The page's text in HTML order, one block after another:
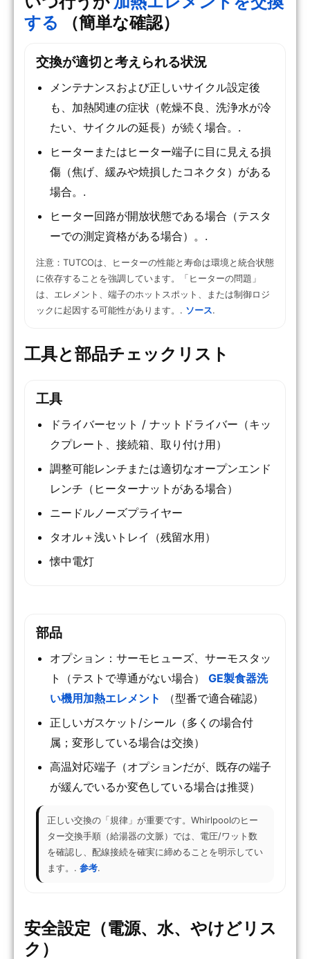
する
（簡単な確認）
交換が適切と考えられる状況
メンテナンスおよび正しいサイクル設定後
も、加熱関連の症状（乾燥不良、洗浄水が冷
たい、サイクルの延長）が続く場合。.
ヒーターまたはヒーター端子に目に見える損
傷（焦げ、緩みや焼損したコネクタ）がある
場合。.
ヒーター回路が開放状態である場合（テスタ
ーでの測定資格がある場合）。.
注意：TUTCOは、ヒーターの性能と寿命は環境と統合状態
に依存することを強調しています。「ヒーターの問題」
は、エレメント、端子のホットスポット、または制御ロジ
ックに起因する可能性があります。. ソース.
工具と部品チェックリスト
工具
ドライバーセット / ナットドライバー（キッ
クプレート、接続箱、取り付け用）
調整可能レンチまたは適切なオープンエンド
レンチ（ヒーターナットがある場合）
ニードルノーズプライヤー
タオル＋浅いトレイ（残留水用）
懐中電灯
部品
オプション：サーモヒューズ、サーモスタッ
ト（テストで導通がない場合） GE製食器洗
い機用加熱エレメント
（型番で適合確認）
正しいガスケット/シール（多くの場合付
属；変形している場合は交換）
高温対応端子（オプションだが、既存の端子
が緩んでいるか変色している場合は推奨）
正しい交換の「規律」が重要です。Whirlpoolのヒー
ター交換手順（給湯器の文脈）では、電圧/ワット数
を確認し、配線接続を確実に締めることを明示してい
ます。. 参考.
安全設定（電源、水、やけどリス
ク）